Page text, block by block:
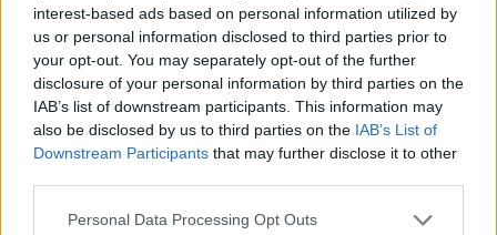
interest-based ads based on personal information utilized by
us or personal information disclosed to third parties prior to
your opt-out. You may separately opt-out of the further
disclosure of your personal information by third parties on the
IAB’s list of downstream participants. This information may
also be disclosed by us to third parties on the IAB’s List of
Downstream Participants that may further disclose it to other
Please note that this website/app uses one or more Google
Personal Data Processing Opt Outs